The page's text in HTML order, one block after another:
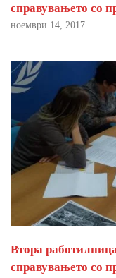
справувањето со
ноември 14, 2017
Втора
справувањето со